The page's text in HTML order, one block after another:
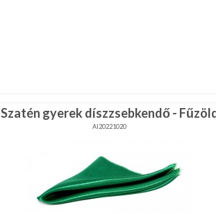
Szatén gyerek díszzsebkendő -
AI20221020